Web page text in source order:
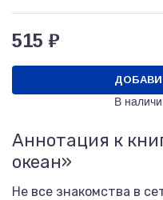
515 ₽
В
Аннотация к
океан»
Не все знакомства в